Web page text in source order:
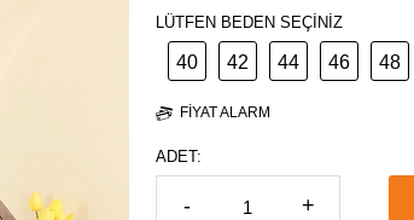
LÜTFEN BEDEN SEÇİNİZ
40 42 44 46 48
FIYAT ALARM
ADET:
- +